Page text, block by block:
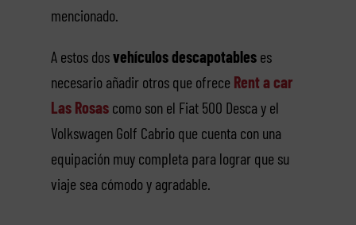
mencionado.
A estos dosvehículos descapotableses
necesario añadir otros que ofrece Rent a car
Las Rosascomo son el Fiat 500 Desca y el
Volkswagen Golf Cabrio que cuenta con una
equipación muy completa para lograr que su
viaje sea cómodo y agradable.